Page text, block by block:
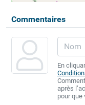
Commentaires
En
après
pour